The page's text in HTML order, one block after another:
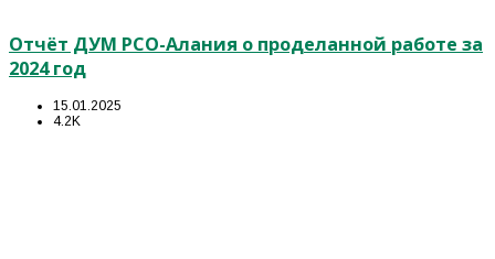
Отчёт ДУМ РСО-Алания о проделанной работе за
2024 год
15.01.2025
4.2K